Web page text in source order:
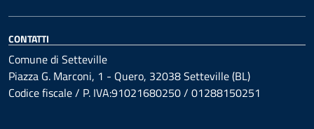
CONTATTI
Comune di Setteville
Piazza G. Marconi, 1 - Quero, 32038 Setteville (BL)
Codice fiscale / P. IVA:91021680250 / 01288150251